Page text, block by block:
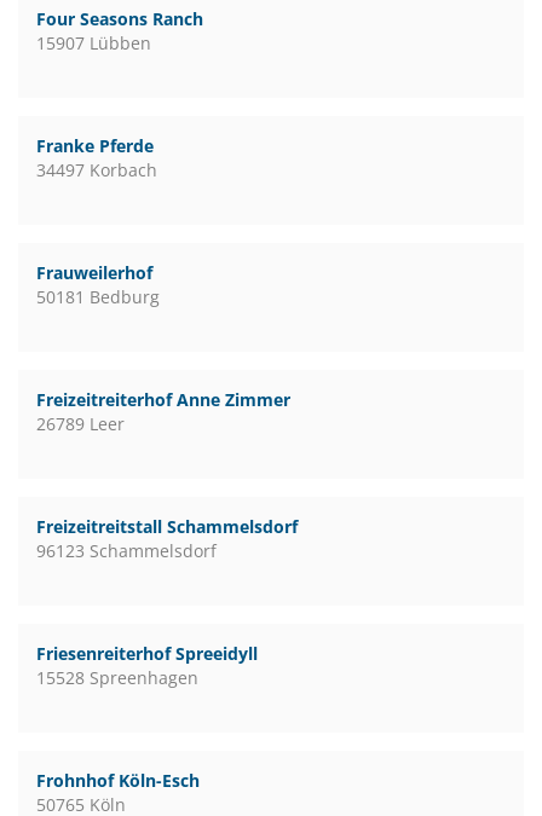
Four Seasons Ranch
15907 Lübben
Franke Pferde
34497 Korbach
Frauweilerhof
50181 Bedburg
Freizeitreiterhof Anne Zimmer
26789 Leer
Freizeitreitstall Schammelsdorf
96123 Schammelsdorf
Friesenreiterhof Spreeidyll
15528 Spreenhagen
Frohnhof Köln-Esch
50765 Köln